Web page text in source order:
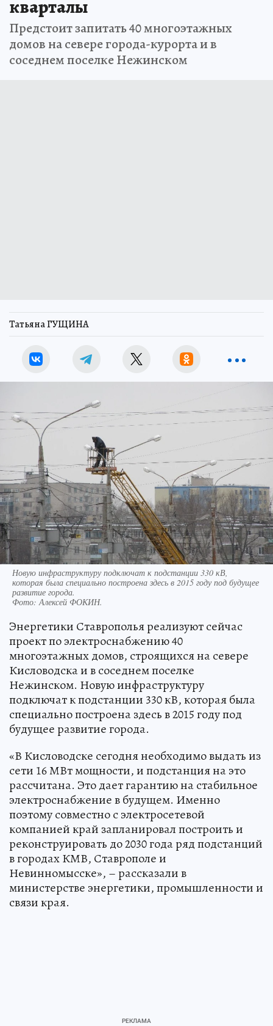
кварталы
Предстоит запитать 40 многоэтажных
домов на севере города-курорта и в
соседнем поселке Нежинском
Татьяна ГУЩИНА
Новую инфраструктуру подключат к подстанции 330 кВ,
которая была специально построена здесь в 2015 году под будущее
развитие города.
Фото: Алексей ФОКИН.
Энергетики Ставрополья реализуют сейчас
проект по электроснабжению 40
многоэтажных домов, строящихся на севере
Кисловодска и в соседнем поселке
Нежинском. Новую инфраструктуру
подключат к подстанции 330 кВ, которая была
специально построена здесь в 2015 году под
будущее развитие города.
«В Кисловодске сегодня необходимо выдать из
сети 16 МВт мощности, и подстанция на это
рассчитана. Это дает гарантию на стабильное
электроснабжение в будущем. Именно
поэтому совместно с электросетевой
компанией край запланировал построить и
реконструировать до 2030 года ряд подстанций
в городах КМВ, Ставрополе и
Невинномысске», – рассказали в
министерстве энергетики, промышленности и
связи края.